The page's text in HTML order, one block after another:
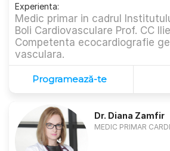
Experienta:
Medic primar in cadrul
Boli Cardiovasculare Prof. CC
Competenta ecocardiografie
vasculara.
Programează-te
Dr. Diana Zamfir
MEDIC PRIMAR